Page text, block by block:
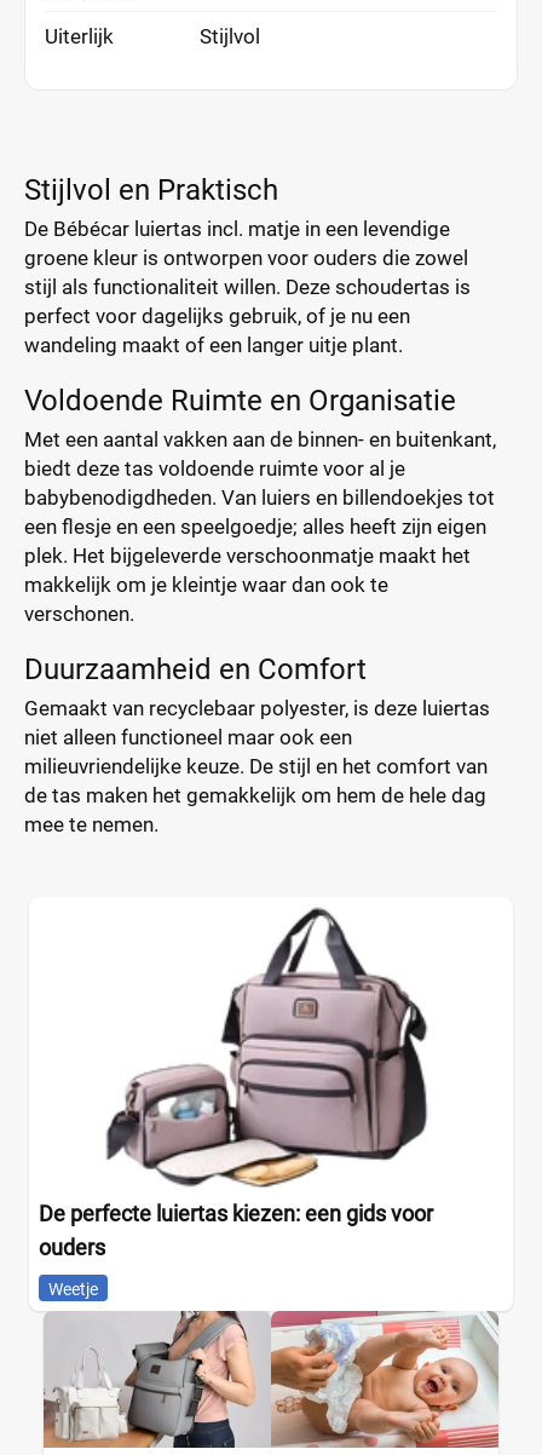
Uiterlijk Stijlvol
Stijlvol en Praktisch
De Bébécar luiertas incl. matje in een levendige
groene kleur is ontworpen voor ouders die zowel
stijl als functionaliteit willen. Deze schoudertas is
perfect voor dagelijks gebruik, of je nu een
wandeling maakt of een langer uitje plant.
Voldoende Ruimte en Organisatie
Met een aantal vakken aan de binnen- en buitenkant,
biedt deze tas voldoende ruimte voor al je
babybenodigdheden. Van luiers en billendoekjes tot
een flesje en een speelgoedje; alles heeft zijn eigen
plek. Het bijgeleverde verschoonmatje maakt het
makkelijk om je kleintje waar dan ook te
verschonen.
Duurzaamheid en Comfort
Gemaakt van recyclebaar polyester, is deze luiertas
niet alleen functioneel maar ook een
milieuvriendelijke keuze. De stijl en het comfort van
de tas maken het gemakkelijk om hem de hele dag
mee te nemen.
De perfecte luiertas kiezen: een gids voor
ouders
Weetje